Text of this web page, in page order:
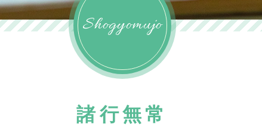
Shogyomujo
諸行無常